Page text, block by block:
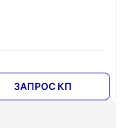
ЗАПРОС КП